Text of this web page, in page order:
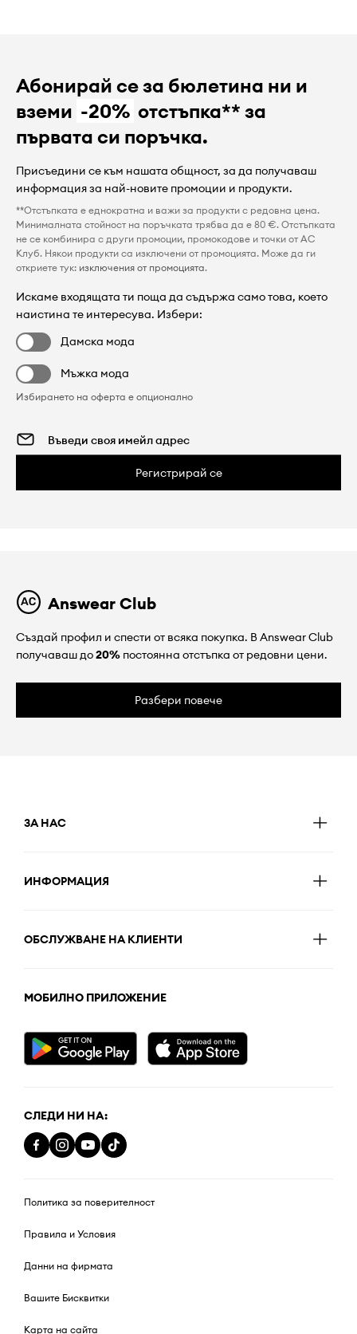
Абонирай се за бюлетина ни и
вземи -20% отстъпка** за
първата си поръчка.
Присъедини се към нашата общност, за да получаваш
информация за най-новите промоции и продукти.
**Отстъпката е еднократна и важи за продукти с редовна цена.
Минималната стойност на поръчката трябва да е 80 €. Отстъпката
не се комбинира с други промоции, промокодове и точки от AC
Клуб. Някои продукти са изключени от промоцията. Може да ги
откриете тук: изключения от промоцията.
Искаме входящата ти поща да съдържа само това, което
наистина те интересува. Избери:
Дамска мода
Мъжка мода
Избирането на оферта е опционално
Регистрирай се
Answear Club
Създай профил и спести от всяка покупка. В Answear Club
получаваш до20% постоянна отстъпка от редовни цени.
Разбери повече
ЗА НАС
ИНФОРМАЦИЯ
ОБСЛУЖВАНЕ НА КЛИЕНТИ
МОБИЛНО ПРИЛОЖЕНИЕ
СЛЕДИ НИ НА:
Политика за поверителност
Правила и Условия
Данни на фирмата
Вашите Бисквитки
Карта на сайта